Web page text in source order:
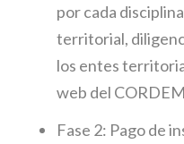
por cada
territorial,
los entes
web del
Fase 2: Pago de